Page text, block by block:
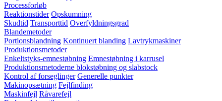
Processforløb
Reaktionstider Opskumning
Skudtid Transporttid Overfyldningsgrad
Blandemetoder
Portionsblandning Kontinuert blanding Lavtrykmaskiner
Produktionsmetoder
Enkeltstyks-emnestøbning Emnestøbning i karrusel
Produktionsmetoderne blokstøbning og slabstock
Kontrol af forseglinger Generelle punkter
Makinopsætning Fejlfinding
Maskinfejl Råvarefejl